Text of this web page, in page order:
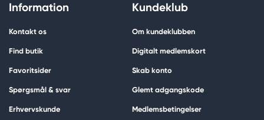
Information
Kontakt os
Find butik
Favoritsider
Spørgsmål & svar
Erhvervskunde
Kundeklub
Om kundeklubben
Digitalt medlemskort
Skab konto
Glemt adgangskode
Medlemsbetingelser